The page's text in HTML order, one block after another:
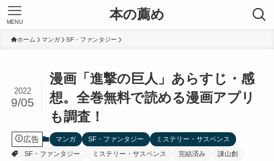
本の薦め
MENU
ホーム マンガ SF・ファンタジー
漫画「進撃の巨人」あらすじ・感
想。全巻無料で読める漫画アプリ
も調査！
2022
9/05
広告 マンガ SF・ファンタジー
ミステリー・サスペンス
SF・ファンタジー
ミステリー・サスペンス 完結済み 諌山創